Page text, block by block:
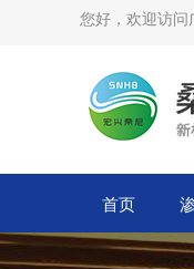
您好，欢迎访问
首页